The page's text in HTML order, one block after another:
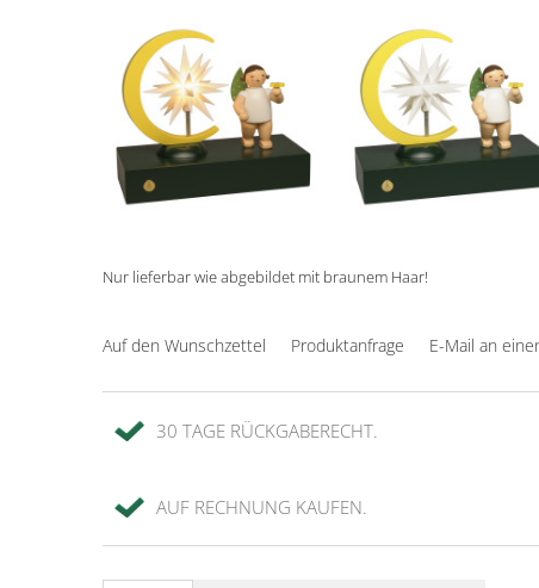
Nur lieferbar wie abgebildet mit braunem Haar!
Auf den Wunschzettel Produktanfrage E-Mail an
30 TAGE RÜCKGABERECHT.
AUF RECHNUNG KAUFEN.